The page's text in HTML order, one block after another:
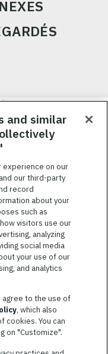
une main-d’œuvre
plus, nous croyons
aide nos
donnons les moyens
couleur, leur religion,
d’ancien
problèmes les plus
and similar
experience on our
our third-party
record
about your
such as
visitors use our
analyzing
social media
your use of our
and analytics
agree to the use of
, which also
cookies. You can
on "Customize".